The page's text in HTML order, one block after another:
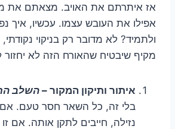
אז איתרתם את האויב. מצאתם את
אפילו את העובש עצמו. עכשיו, איך
ולתמיד? לא מדובר רק בניקוי
מקיף שיבטיח שהאורח הזה לא
איתור ותיקון המקור – השלב
בלי זה, כל השאר חסר טעם. אם
נזילה, חייבים לתקן אותה. אם